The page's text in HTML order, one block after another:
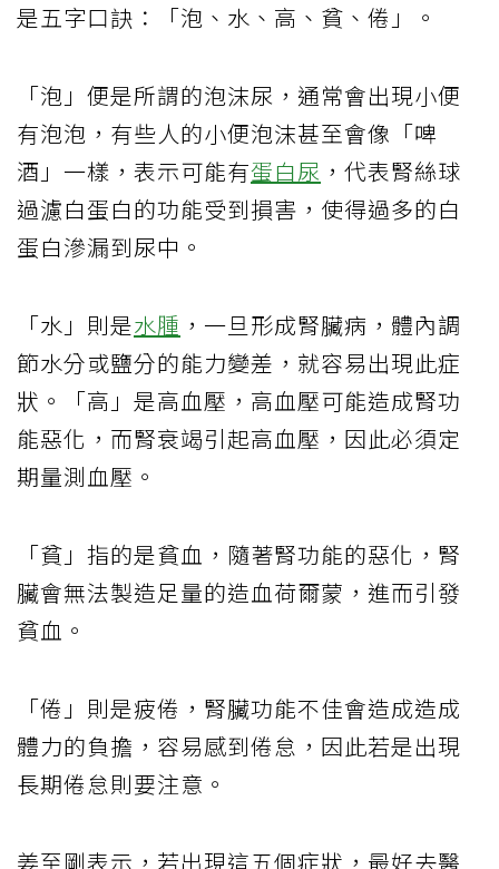
是五字口訣：「泡、水、高、貧、倦」。
「泡」便是所謂的泡沫尿，通常會出現小便
有泡泡，有些人的小便泡沫甚至會像「啤
酒」一樣，表示可能有蛋白尿 ，代表腎絲球
過濾白蛋白的功能受到損害，使得過多的白
蛋白滲漏到尿中。
「水」則是水腫 ，一旦形成腎臟病，體內調
節水分或鹽分的能力變差，就容易出現此症
狀。「高」是高血壓，高血壓可能造成腎功
能惡化，而腎衰竭引起高血壓，因此必須定
期量測血壓。
「貧」指的是貧血，隨著腎功能的惡化，腎
臟會無法製造足量的造血荷爾蒙，進而引發
貧血。
「倦」則是疲倦，腎臟功能不佳會造成造成
體力的負擔，容易感到倦怠，因此若是出現
長期倦怠則要注意。
姜至剛表示，若出現這五個症狀，最好去醫